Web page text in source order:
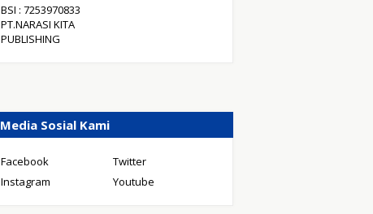
BSI : 7253970833
PT.NARASI KITA
PUBLISHING
Media Sosial Kami
Facebook
Twitter
Instagram
Youtube